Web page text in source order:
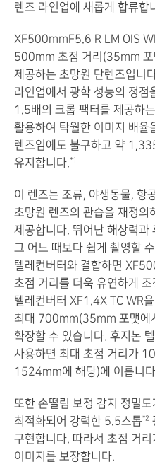
렌즈 라인업에 새롭게 합류합
XF500mmF5.6 R LM OIS
500mm 초점 거리(35mm
제공하는 초망원 단렌즈입니
라인업에서 광학 성능의 정점
1.5배의 크롭 팩터를 제공하
활용하여 탁월한 이미지 배율
렌즈임에도 불구하고 약
유지합니다.*1
이 렌즈는 조류, 야생동물, 항
초망원 렌즈의 관습을 재정의
제공합니다. 뛰어난 해상력과
그 어느 때보다 쉽게 촬영할
텔레컨버터와 결합하면
초점 거리를 더욱 유연하게
텔레컨버터 XF1.4X TC WR
최대 700mm(35mm 포맷에
확장할 수 있습니다. 후지논
사용하면 최대 초점 거리가
1524mm에 해당)에 이릅니
또한 손떨림 보정 감지 정밀
최적화되어 강력한 5.5스톱*2
구현합니다. 따라서 초점 거
이미지를 보장합니다.